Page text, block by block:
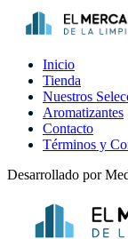
Inicio
Tienda
Nuestros
Aromatizantes
Contacto
Términos y
Desarrollado por